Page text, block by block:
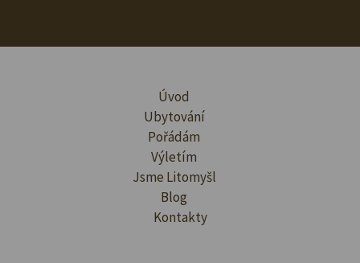
Úvod
Ubytování
Pořádám
Výletím
Jsme Litomyšl
Blog
Kontakty